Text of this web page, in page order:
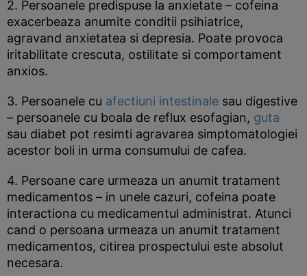
2. Persoanele predispuse la anxietate – cofeina
exacerbeaza anumite conditii psihiatrice,
agravand anxietatea si depresia. Poate provoca
iritabilitate crescuta, ostilitate si comportament
anxios.
3. Persoanele cu afectiuni intestinale sau digestive
– persoanele cu boala de reflux esofagian, guta
sau diabet pot resimti agravarea simptomatologiei
acestor boli in urma consumului de cafea.
4. Persoane care urmeaza un anumit tratament
medicamentos – in unele cazuri, cofeina poate
interactiona cu medicamentul administrat. Atunci
cand o persoana urmeaza un anumit tratament
medicamentos, citirea prospectului este absolut
necesara.